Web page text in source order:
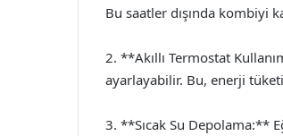
Bu saatler dışında kombiyi
2. **Akıllı Termostat
ayarlayabilir. Bu, enerji
3. **Sıcak Su Depolama:**